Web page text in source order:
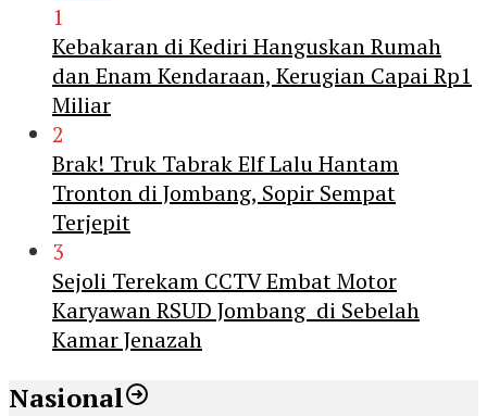
1
Kebakaran di Kediri Hanguskan Rumah
dan Enam Kendaraan, Kerugian Capai Rp1
Miliar
2
Brak! Truk Tabrak Elf Lalu Hantam
Tronton di Jombang, Sopir Sempat
Terjepit
3
Sejoli Terekam CCTV Embat Motor
Karyawan RSUD Jombang di Sebelah
Kamar Jenazah
Nasional